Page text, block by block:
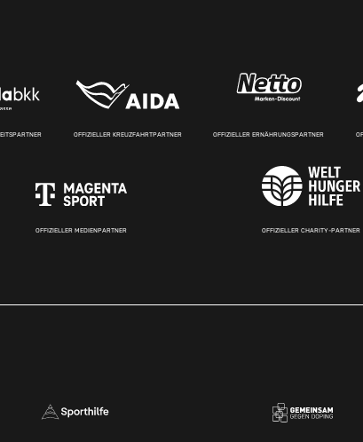
OFFIZIELLER KREUZFAHRTPARTNER OFFIZIELLER ERNÄHRUNGSPARTNER
OFFIZIELLER MEDIENPARTNER OFFIZIELLER CHARITY-PARTNER